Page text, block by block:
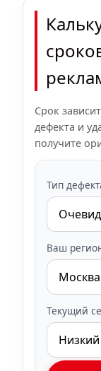
Срок
дефекта и
получите
Тип
Ваш
Текущий